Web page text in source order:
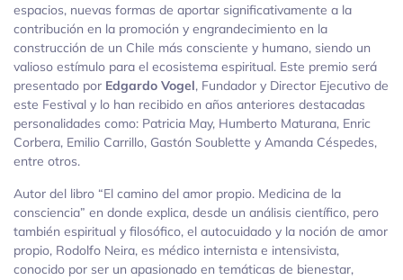
espacios, nuevas formas de aportar significativamente a la
contribución en la promoción y engrandecimiento en la
construcción de un Chile más consciente y humano, siendo un
valioso estímulo para el ecosistema espiritual. Este premio será
presentado por Edgardo Vogel, Fundador y Director Ejecutivo de
este Festival y lo han recibido en años anteriores destacadas
personalidades como: Patricia May, Humberto Maturana, Enric
Corbera, Emilio Carrillo, Gastón Soublette y Amanda Céspedes,
entre otros.
Autor del libro “El camino del amor propio. Medicina de la
consciencia” en donde explica, desde un análisis científico, pero
también espiritual y filosófico, el autocuidado y la noción de amor
propio, Rodolfo Neira, es médico internista e intensivista,
conocido por ser un apasionado en temáticas de bienestar,